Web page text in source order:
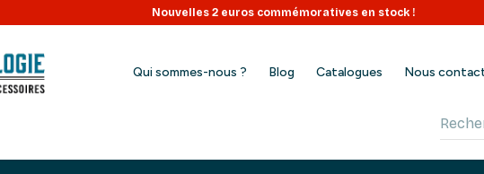
Nouvelles 2 euros commémoratives en stock !
Qui sommes-nous ? Blog Catalogues Nous